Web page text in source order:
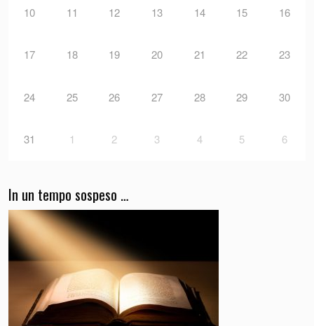
10 11 12 13 14 15 16
17 18 19 20 21 22 23
24 25 26 27 28 29 30
31 1 2 3 4 5 6
In un tempo sospeso …